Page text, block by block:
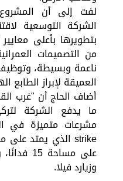
لفت إلى أن
الشركة التوسعية
بتطويرها بأعلى
من التصميمات
ناعمة وبسيطة،
العميقة لإبراز الطابع
أضاف الحاج أن "غرب
ما يدفع الشركة
على
وزيارد فيلا.